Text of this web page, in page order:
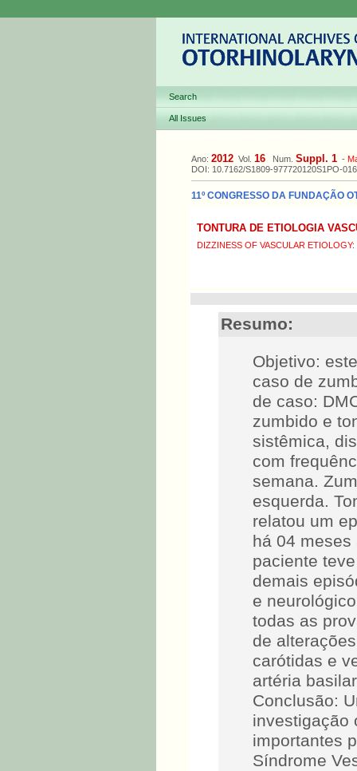
Search
All Issues
Ano: 2012 Vol. 16 Num. Suppl. 1 -
DOI: 10.7162/S1809-977720120S1PO-016
11º CONGRESSO DA FUNDAÇÃO
TONTURA DE ETIOLOGIA
DIZZINESS OF VASCULAR
Resumo:
Objetivo:
caso de
de caso:
zumbido e
sistêmica,
com
semana.
esquerda.
relatou um
há 04
paciente
demais
e
todas as
de
carótidas e
artéria
Conclusão:
investigação
importantes
Síndrome